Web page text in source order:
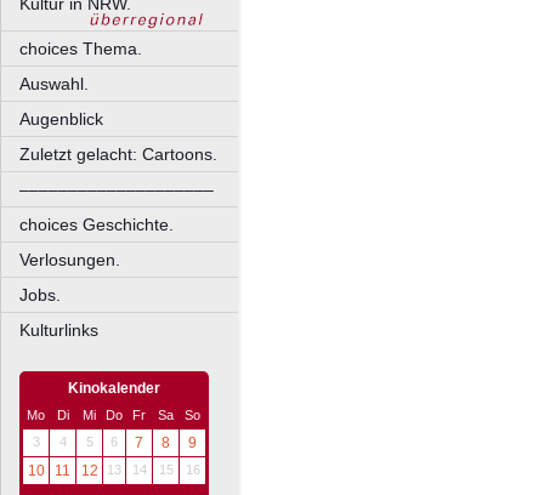
choices Thema.
Auswahl.
Augenblick
Zuletzt gelacht: Cartoons.
––––––––––––––––––––
choices Geschichte.
Verlosungen.
Jobs.
Kulturlinks
Kinokalender
Mo Di Mi Do Fr Sa
So
3
4 5 6 7 8
9
10
11 12 13 14 15 16